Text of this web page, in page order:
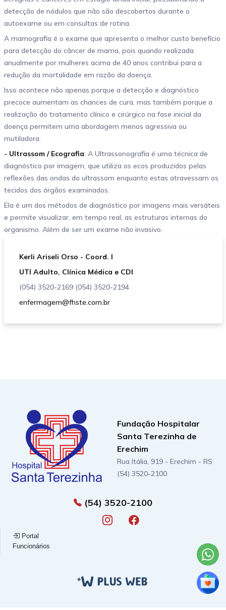
detecção de nódulos que não são descobertos durante o
autoexame ou em consultas de rotina.
A mamografia é o exame que apresenta o melhor custo benefício
para detecção do câncer de mama, pois quando realizada
anualmente por mulheres acima de 40 anos contribui para a
redução da mortalidade em razão da doença.
Isso acontece não apenas porque a detecção e diagnóstico
precoce aumentam as chances de cura, mas também porque a
realização do tratamento clínico e cirúrgico na fase inicial da
doença permitem uma abordagem menos agressiva ou
mutiladora.
- Ultrassom / Ecografia: A Ultrassonografia é uma técnica de
diagnóstico por imagem, que utiliza os ecos produzidos pelas
reflexões das ondas do ultrassom enquanto estas atravessam os
tecidos dos órgãos examinados.
Ela é um dos métodos de diagnóstico por imagens mais versáteis
e permite visualizar, em tempo real, as estruturas internas do
organismo. Além de ser um exame não invasivo.
Kerli Ariseli Orso - Coord. I
UTI Adulto, Clínica Médica e CDI
(054) 3520-2169 (054) 3520-2194
enfermagem@fhste.com.br
Fundação Hospitalar
Santa Terezinha de
Erechim
Rua Itália, 919 - Erechim - RS
(54) 3520-2100
(54) 3520-2100
Portal
Funcionários